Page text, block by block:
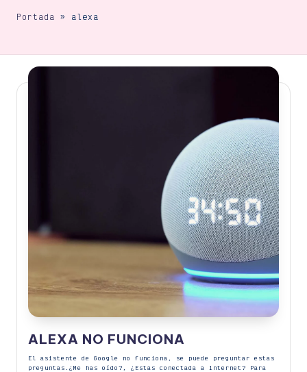
Portada » alexa
ALEXA NO FUNCIONA
El asistente de Google no funciona, se puede preguntar estas
preguntas.¿Me has oído?, ¿Estas conectada a internet? Para